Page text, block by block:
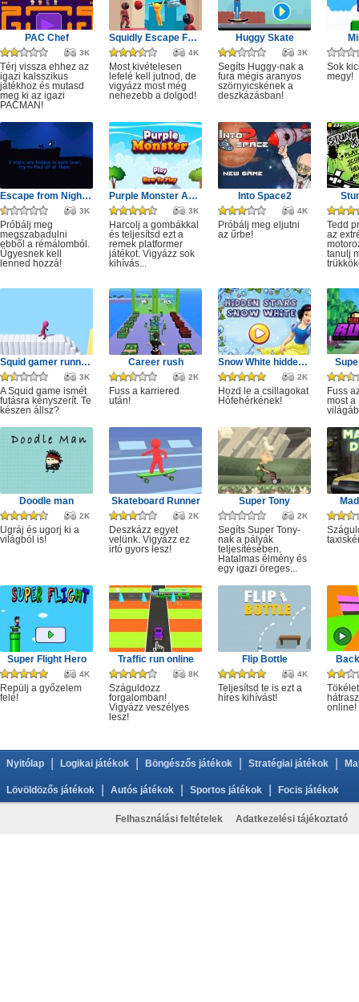
PAC Chef
3K
Térj vissza ehhez az
igazi kalsszikus
játékhoz és mutasd
meg ki az igazi
PACMAN!
Squidly Escape Fall Guy 3D
4K
Most kivételesen
lefelé kell jutnod, de
vigyázz most még
nehezebb a dolgod!
Huggy Skate
3K
Segíts Huggy-nak a
fura mégis aranyos
szörnyicskének a
deszkázásban!
Sok
megy!
Escape from Nightmare
3K
Próbálj meg
megszabadulni
ebből a rémálomból.
Ügyesnek kell
lenned hozzá!
Purple Monster Adventure
3K
Harcolj a gombákkal
és teljesítsd ezt a
remek platformer
játékot. Vigyázz sok
kihívás...
Into Space2
4K
Próbálj meg eljutni
az űrbe!
Tedd
az
tanulj
Squid gamer runner obstacle
3K
A Squid game ismét
futásra kényszerít. Te
készen állsz?
Career rush
2K
Fuss a karriered
után!
Snow White hidden stars
2K
Hozd le a csillagokat
Hófehérkének!
Fuss
most a
Doodle man
2K
Ugráj és ugorj ki a
világból is!
Skateboard Runner
2K
Deszkázz egyet
velünk. Vigyázz ez
irtó gyors lesz!
Super Tony
2K
Segíts Super Tony-
nak a pályák
teljesítésében.
Hatalmas élmény és
egy igazi öreges...
Super Flight Hero
4K
Repülj a győzelem
felé!
Traffic run online
8K
Száguldozz
forgalomban!
Vigyázz veszélyes
lesz!
Flip Bottle
4K
Teljesítsd te is ezt a
híres kihívást!
online!
Nyitólap Logikai játékok Böngészős játékok Stratégiai játékok
Lövöldözős játékok Autós játékok Sportos játékok Focis játékok
Felhasználási feltételek Adatkezelési tájékoztató